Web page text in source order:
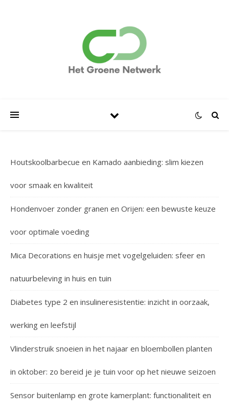
Houtskoolbarbecue en Kamado aanbieding: slim kiezen
voor smaak en kwaliteit
Hondenvoer zonder granen en Orijen: een bewuste keuze
voor optimale voeding
Mica Decorations en huisje met vogelgeluiden: sfeer en
natuurbeleving in huis en tuin
Diabetes type 2 en insulineresistentie: inzicht in oorzaak,
werking en leefstijl
Vlinderstruik snoeien in het najaar en bloembollen planten
in oktober: zo bereid je je tuin voor op het nieuwe seizoen
Sensor buitenlamp en grote kamerplant: functionaliteit en